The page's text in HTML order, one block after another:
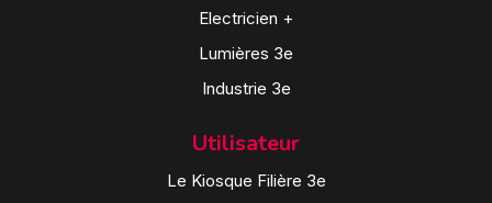
Electricien +
Lumières 3e
Industrie 3e
Utilisateur
Le Kiosque Filière 3e